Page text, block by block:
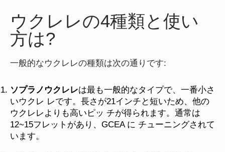
ウクレレの4種類と使い
方は?
一般的なウクレレの種類は次の通りです:
ソプラノウクレレは最も一般的なタイプで、一番小さ
いウクレ レです。長さが21インチと短いため、他の
ウクレレよりも高いピッ チが得られます。通常は
12~15フレットがあり、GCEA に チューニングされて
います。